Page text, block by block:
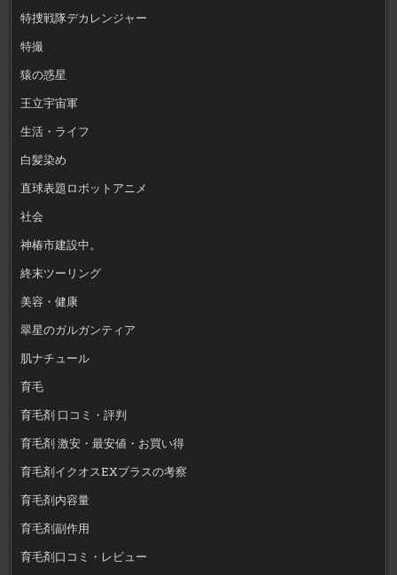
特捜戦隊デカレンジャー
特撮
猿の惑星
王立宇宙軍
生活・ライフ
白髪染め
直球表題ロボットアニメ
社会
神椿市建設中。
終末ツーリング
美容・健康
翠星のガルガンティア
肌ナチュール
育毛
育毛剤 口コミ・評判
育毛剤 激安・最安値・お買い得
育毛剤イクオスEXプラスの考察
育毛剤内容量
育毛剤副作用
育毛剤口コミ・レビュー